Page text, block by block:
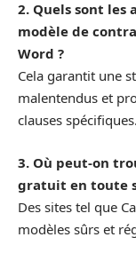
2. Quels sont les
modèle de
Word ?
Cela garantit une
malentendus et
clauses spécifiques.
3. Où peut-on
gratuit en toute
Des sites tel que
modèles sûrs et